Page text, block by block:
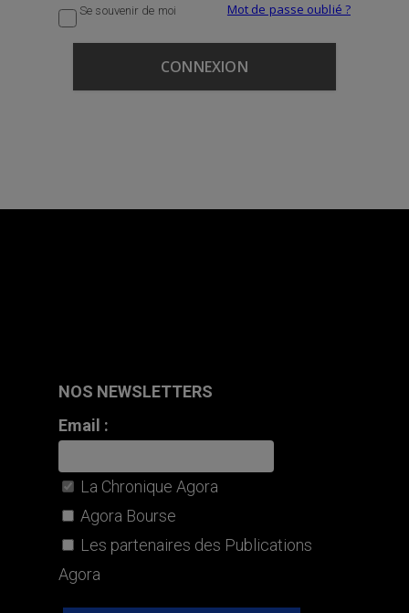
Se souvenir de moi Mot de passe oublié ?
NOS NEWSLETTERS
Email :
La Chronique Agora
Agora Bourse
Les partenaires des Publications
Agora